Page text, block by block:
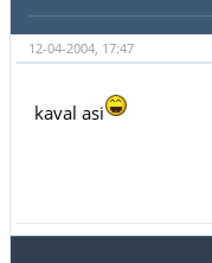
12-04-2004, 17:47
kaval asi